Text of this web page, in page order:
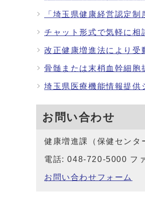
「埼玉県健康経営認定
チャット形式で気軽に相
改正健康増進法により受
骨髄または末梢血幹細胞
埼玉県医療機能情報提供
お問い合わせ
健康増進課（保健センタ
電話: 048-720-5000 フ
お問い合わせフォーム